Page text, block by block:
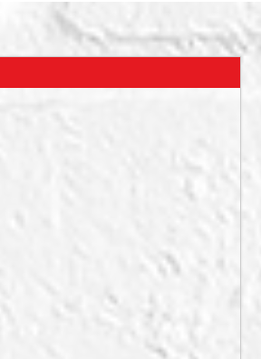
債權人會同地政人員前往現
場，債務人在家表示為自
樓，地政人員表示無增建，
裝冷氣部分有滲水現象。故
現場情形為何，請應買人自
一、上開不動產2宗合併拍
二、拍賣最低價額合計新台